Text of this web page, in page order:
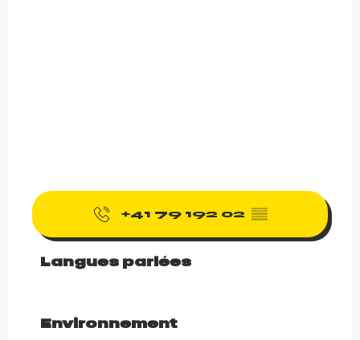
+41 79 192 02 ▒▒
Langues parlées
Langues parlées
Environnement
Environnement